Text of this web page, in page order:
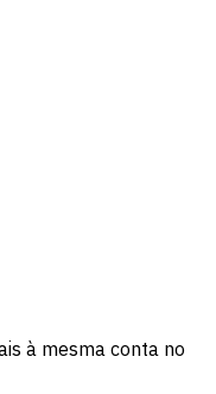
à mesma conta no